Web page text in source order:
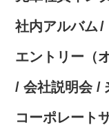
社内アルバム
エントリー（
/ 会社説明会 /
コーポレート